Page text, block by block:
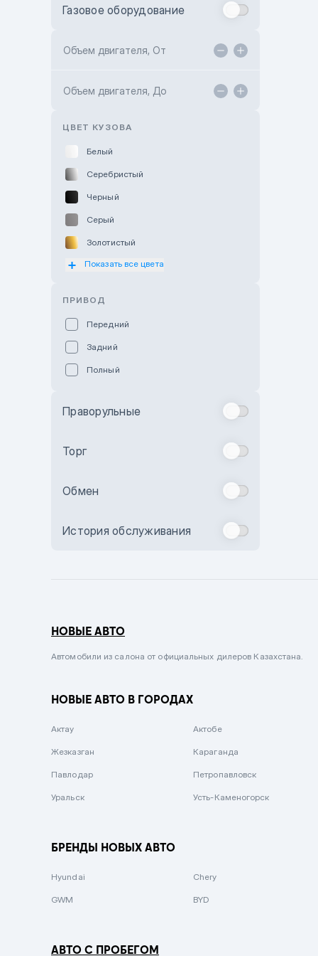
Toyota Kokshetau
Hyundai ShymCity
Газовое оборудование
Объем двигателя, От
Объем двигателя, До
ЦВЕТ КУЗОВА
Белый
Серебристый
Черный
Серый
Золотистый
Оранжевый
Бежевый
Комбинированный
Сиреневый металлик
Вишневый
Зеленый металлик
Показать все цвета
ПРИВОД
Передний
Задний
Полный
Праворульные
Торг
Обмен
История обслуживания
НОВЫЕ АВТО
Автомобили из салона от официальных дилеров Казахстана.
НОВЫЕ АВТО В ГОРОДАХ
Актау Актобе
Жезказган Караганда
Павлодар Петропавловск
Уральск Усть-Каменогорск
БРЕНДЫ НОВЫХ АВТО
Hyundai Chery
GWM BYD
АВТО С ПРОБЕГОМ